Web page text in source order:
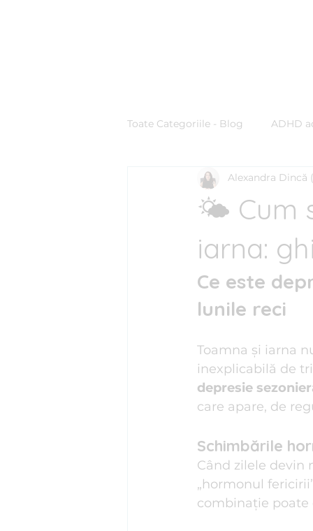
Toate Categoriile - Blog ADHD
Comunicare & Stiluri de
Personalitate Procrastinare
Psihosomatică
Stima de sine Stres I
🌤️ Cum
iarna:
Alexandra Dincă
Ce este
lunile reci
Toamna și iarna
inexplicabilă de
depresie
care apare, de
Schimbările
Când zilele devin
„hormonul
combinație poate